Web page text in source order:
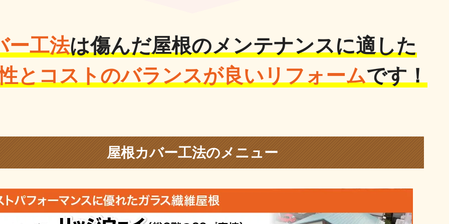
ー工法は傷んだ屋根のメンテナンスに適した
とコストのバランスが良いリフォームです！
屋根カバー工法のメニュー